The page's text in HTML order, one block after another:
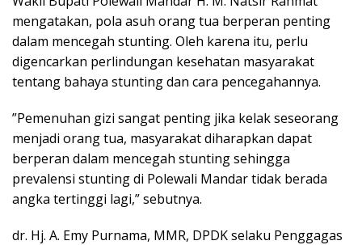
mengatakan, pola asuh orang tua berperan penting
dalam mencegah stunting. Oleh karena itu, perlu
digencarkan perlindungan kesehatan masyarakat
tentang bahaya stunting dan cara pencegahannya.
”Pemenuhan gizi sangat penting jika kelak seseorang
menjadi orang tua, masyarakat diharapkan dapat
berperan dalam mencegah stunting sehingga
prevalensi stunting di Polewali Mandar tidak berada
angka tertinggi lagi,” sebutnya.
dr. Hj. A. Emy Purnama, MMR, DPDK selaku Penggagas